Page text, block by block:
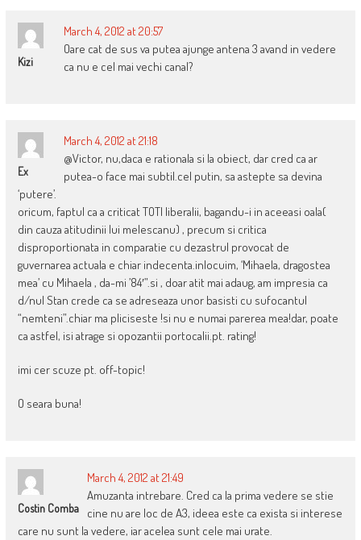
Kizi
March 4, 2012 at 20:57
Oare cat de sus va putea ajunge antena 3 avand in vedere
ca nu e cel mai vechi canal?
Ex
March 4, 2012 at 21:18
@Victor, nu,daca e rationala si la obiect, dar cred ca ar
putea-o face mai subtil.cel putin, sa astepte sa devina
‘putere’.
oricum, faptul ca a criticat TOTI liberalii, bagandu-i in aceeasi oala(
din cauza atitudinii lui melescanu) , precum si critica
disproportionata in comparatie cu dezastrul provocat de
guvernarea actuala e chiar indecenta.inlocuim, ‘Mihaela, dragostea
mea’ cu Mihaela , da-mi ’84′”.si , doar atit mai adaug, am impresia ca
d/nul Stan crede ca se adreseaza unor basisti cu sufocantul
“nemteni”.chiar ma pliciseste !si nu e numai parerea mea!dar, poate
ca astfel, isi atrage si opozantii portocalii.pt. rating!
imi cer scuze pt. off-topic!
O seara buna!
Costin Comba
March 4, 2012 at 21:49
Amuzanta intrebare. Cred ca la prima vedere se stie
cine nu are loc de A3, ideea este ca exista si interese
care nu sunt la vedere, iar acelea sunt cele mai urate.